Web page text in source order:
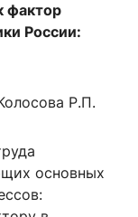
фактор
России:
Р.П.
основных